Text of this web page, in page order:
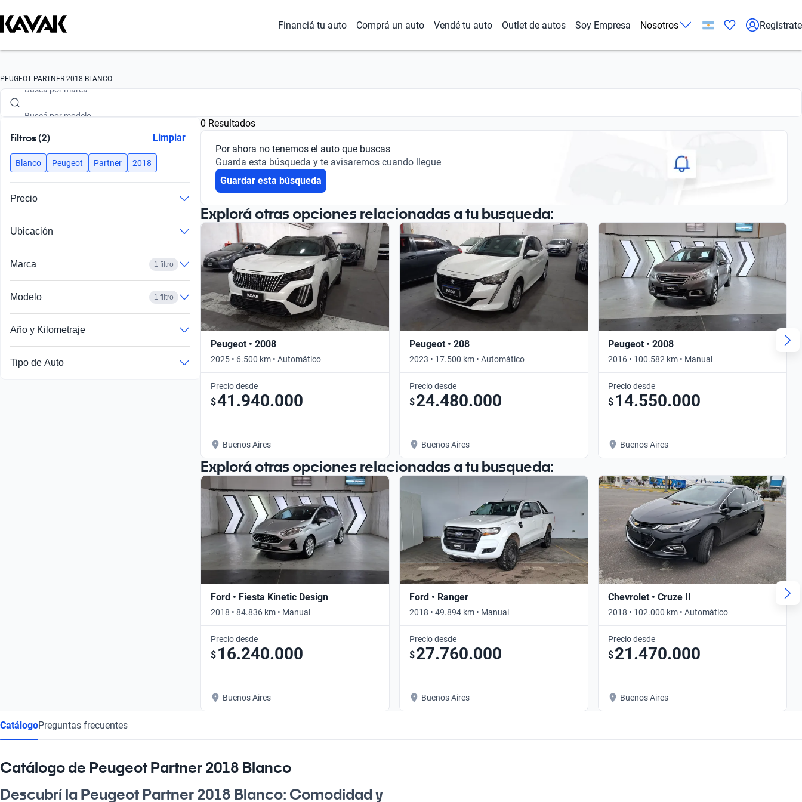
Financiá tu auto Comprá un auto Vendé tu auto Outlet de autos Soy Empresa Nosotros Registrate
PEUGEOT PARTNER 2018 BLANCO
Buscá por marca
Buscá por año
Buscá por marca
Buscá por versión
Buscá por año
Filtros (2) Limpiar
Blanco Peugeot Partner 2018
Precio
Ubicación
Marca 1 filtro
Modelo 1 filtro
Año y Kilometraje
Tipo de Auto
0 Resultados
Por ahora no tenemos el auto que buscas
Guarda esta búsqueda y te avisaremos cuando llegue
Guardar esta búsqueda
Explorá otras opciones relacionadas a tu busqueda:
Peugeot • 2008
2025 • 6.500 km • Automático
Precio desde
$41.940.000
Buenos Aires
Peugeot • 208
2023 • 17.500 km • Automático
Precio desde
$24.480.000
Buenos Aires
Peugeot • 2008
2016 • 100.582 km • Manual
Precio desde
$ 14.550.000
Buenos Aires
Explorá otras opciones relacionadas a tu busqueda:
Ford • Fiesta Kinetic Design
2018 • 84.836 km • Manual
Precio desde
$ 16.240.000
Buenos Aires
Ford • Ranger
2018 • 49.894 km • Manual
Precio desde
$27.760.000
Buenos Aires
Chevrolet • Cruze II
2018 • 102.000 km • Automático
Precio desde
$21.470.000
Buenos Aires
CatálogoPreguntas frecuentes
Catálogo de Peugeot Partner 2018 Blanco
Descubrí la Peugeot Partner 2018 Blanco: Comodidad y